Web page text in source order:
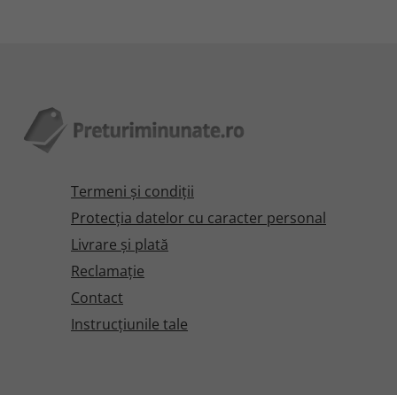
Termeni şi condiţii
Protecţia datelor cu caracter personal
Livrare și plată
Reclamaţie
Contact
Instrucțiunile tale